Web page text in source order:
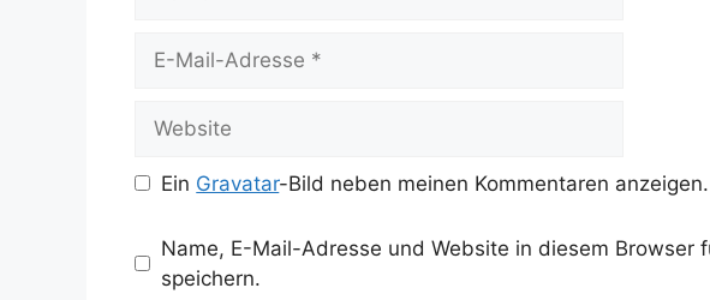
Website
Ein Gravatar-Bild neben meinen Kommentaren anzeigen.
Name, E-Mail-Adresse und Website in diesem Browser
speichern.